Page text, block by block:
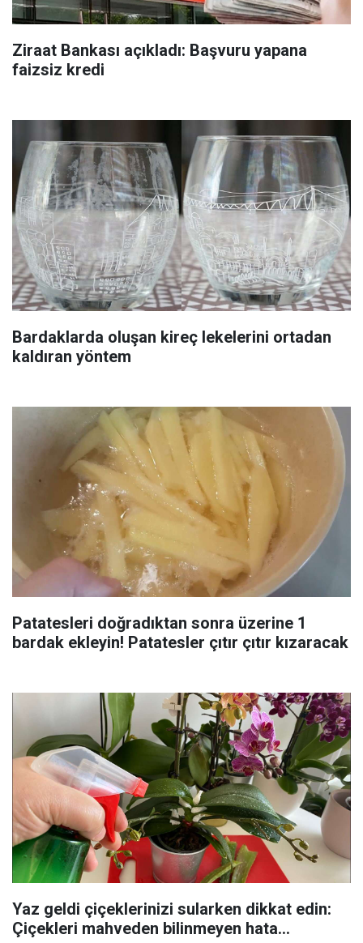
Ziraat Bankası açıkladı: Başvuru yapana
faizsiz kredi
Bardaklarda oluşan kireç lekelerini ortadan
kaldıran yöntem
Patatesleri doğradıktan sonra üzerine 1
bardak ekleyin! Patatesler çıtır çıtır kızaracak
Yaz geldi çiçeklerinizi sularken dikkat edin:
Çiçekleri mahveden bilinmeyen hata...